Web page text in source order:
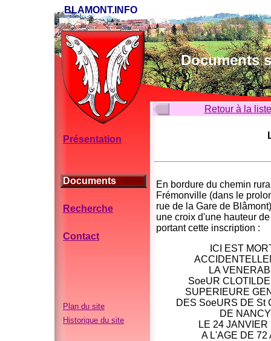
BLAMONT.INFO
Documents
Présentation
Documents
Recherche
Contact
Plan du site
Historique du site
Retour à la
En bordure du chemin
Frémonville (dans le
rue de la Gare de
une croix d'une hauteur
portant cette inscription :
ICI EST
LA
SoeUR
SUPERIEURE
DES SoeURS DE St
DE NANCY
LE 24 JANVIER
A L'AGE DE 72